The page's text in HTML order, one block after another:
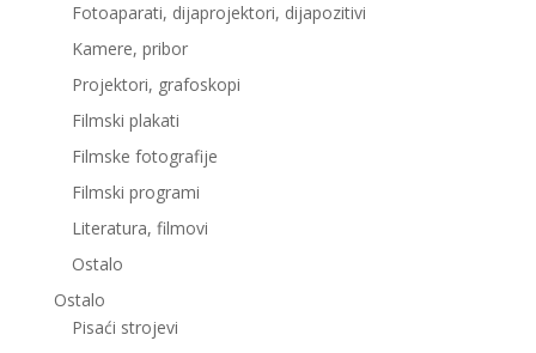
Fotoaparati, dijaprojektori, dijapozitivi
Kamere, pribor
Projektori, grafoskopi
Filmski plakati
Filmske fotografije
Filmski programi
Literatura, filmovi
Ostalo
Ostalo
Pisaći strojevi